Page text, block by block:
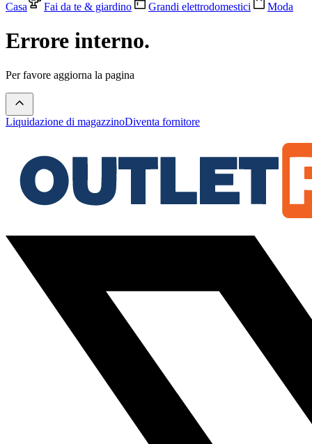
Casa
Fai da te & giardino Grandi elettrodomestici Moda
Errore interno.
Per favore aggiorna la pagina
Liquidazione di magazzinoDiventa fornitore